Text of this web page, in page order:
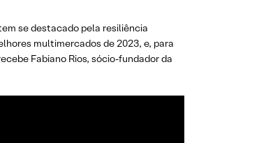
se destacado pela resiliência
multimercados de 2023, e, para
Fabiano Rios, sócio-fundador da